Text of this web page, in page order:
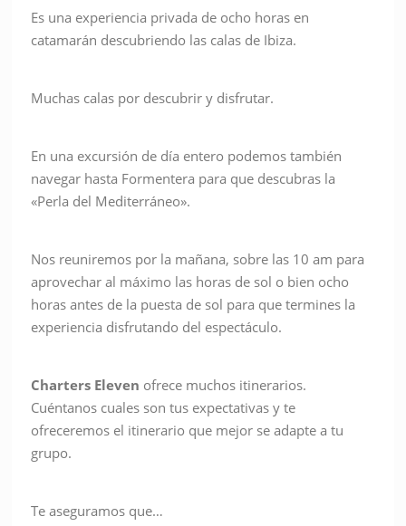
Es una experiencia privada de ocho horas en
catamarán descubriendo las calas de Ibiza.
Muchas calas por descubrir y disfrutar.
En una excursión de día entero podemos también
navegar hasta Formentera para que descubras la
«Perla del Mediterráneo».
Nos reuniremos por la mañana, sobre las 10 am para
aprovechar al máximo las horas de sol o bien ocho
horas antes de la puesta de sol para que termines la
experiencia disfrutando del espectáculo.
Charters Eleven ofrece muchos itinerarios.
Cuéntanos cuales son tus expectativas y te
ofreceremos el itinerario que mejor se adapte a tu
grupo.
Te aseguramos que…